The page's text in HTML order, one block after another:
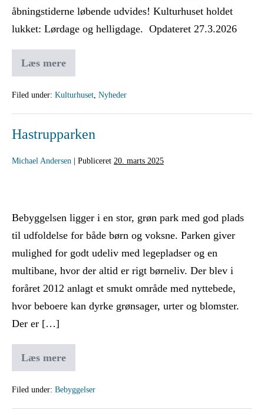
åbningstiderne løbende udvides! Kulturhuset holdet
lukket: Lørdage og helligdage. Opdateret 27.3.2026
Læs mere
Filed under: Kulturhuset Nyheder
Hastrupparken
Michael Andersen Publiceret 20. marts 2025
Bebyggelsen ligger i en stor, grøn park med god plads
til udfoldelse for både børn og voksne. Parken giver
mulighed for godt udeliv med legepladser og en
multibane, hvor der altid er rigt børneliv. Der blev i
foråret 2012 anlagt et smukt område med nyttebede,
hvor beboere kan dyrke grønsager, urter og blomster.
Der er […]
Læs mere
Filed under: Bebyggelser